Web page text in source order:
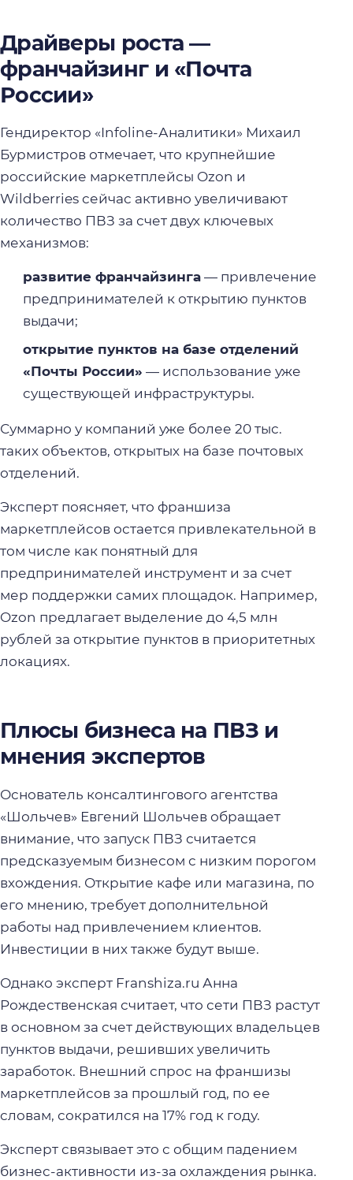
Драйверы роста —
франчайзинг и «Почта
России»
Гендиректор «Infoline-Аналитики» Михаил
Бурмистров отмечает, что крупнейшие
российские маркетплейсы Ozon и
Wildberries сейчас активно увеличивают
количество ПВЗ за счет двух ключевых
механизмов:
развитие франчайзинга— привлечение
предпринимателей к открытию пунктов
выдачи;
открытие пунктов на базе отделений
«Почты России» — использование уже
существующей инфраструктуры.
Суммарно у компаний уже более 20 тыс.
таких объектов, открытых на базе почтовых
отделений.
Эксперт поясняет, что франшиза
маркетплейсов остается привлекательной в
том числе как понятный для
предпринимателей инструмент и за счет
мер поддержки самих площадок. Например,
Ozon предлагает выделение до 4,5 млн
рублей за открытие пунктов в приоритетных
локациях.
Плюсы бизнеса на ПВЗ и
мнения экспертов
Основатель консалтингового агентства
«Шольчев» Евгений Шольчев обращает
внимание, что запуск ПВЗ считается
предсказуемым бизнесом с низким порогом
вхождения. Открытие кафе или магазина, по
его мнению, требует дополнительной
работы над привлечением клиентов.
Инвестиции в них также будут выше.
Однако эксперт Franshiza.ru Анна
Рождественская считает, что сети ПВЗ растут
в основном за счет действующих владельцев
пунктов выдачи, решивших увеличить
заработок. Внешний спрос на франшизы
маркетплейсов за прошлый год, по ее
словам, сократился на 17% год к году.
Эксперт связывает это с общим падением
бизнес-активности из-за охлаждения рынка.